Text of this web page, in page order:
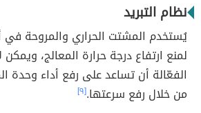
نظام التبريد
يُستخدم المشتت الحراري والمروحة
لمنع ارتفاع درجة حرارة المعالج، ويمكن
الفعّالة أن تساعد على رفع أداء وحدة
من خلال رفع سرعتها.[٩]